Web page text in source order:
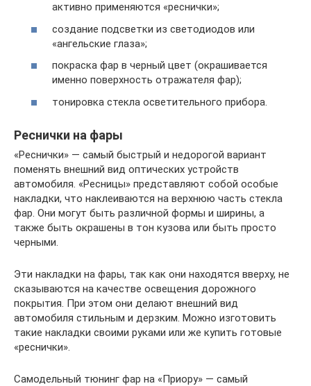
активно применяются «реснички»;
создание подсветки из светодиодов или
«ангельские глаза»;
покраска фар в черный цвет (окрашивается
именно поверхность отражателя фар);
тонировка стекла осветительного прибора.
Реснички на фары
«Реснички» — самый быстрый и недорогой вариант
поменять внешний вид оптических устройств
автомобиля. «Ресницы» представляют собой особые
накладки, что наклеиваются на верхнюю часть стекла
фар. Они могут быть различной формы и ширины, а
также быть окрашены в тон кузова или быть просто
черными.
Эти накладки на фары, так как они находятся вверху, не
сказываются на качестве освещения дорожного
покрытия. При этом они делают внешний вид
автомобиля стильным и дерзким. Можно изготовить
такие накладки своими руками или же купить готовые
«реснички».
Самодельный тюнинг фар на «Приору» — самый